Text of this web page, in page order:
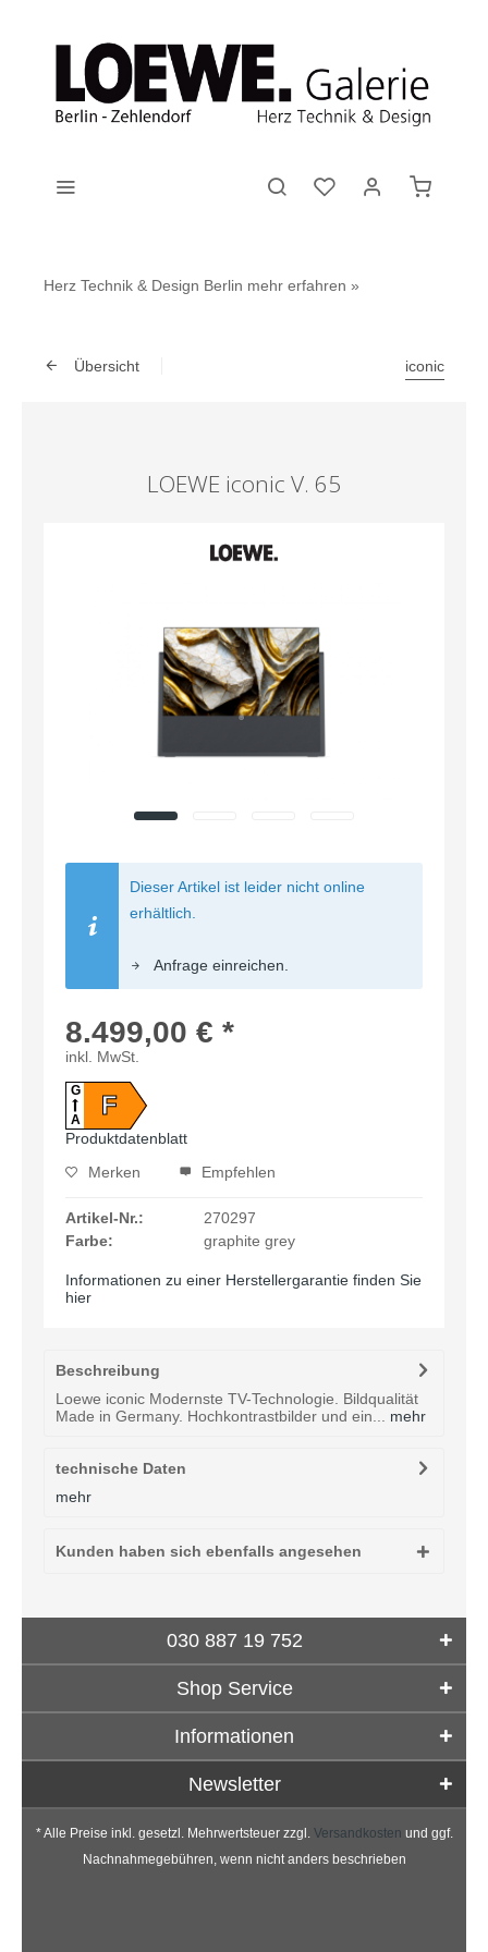
Herz Technik & Design Berlin mehr erfahren »
Übersicht iconic
LOEWE iconic V. 65
Dieser Artikel ist leider nicht online
erhältlich.
Anfrage einreichen.
8.499,00 € *
inkl. MwSt.
F
G
A
Produktdatenblatt
Merken
Empfehlen
Artikel-Nr.:
270297
Farbe:
graphite grey
Informationen zu einer Herstellergarantie finden Sie
hier
Beschreibung
Loewe iconic Modernste TV-Technologie. Bildqualität
Made in Germany. Hochkontrastbilder und ein...
mehr
technische Daten
mehr
Kunden haben sich ebenfalls angesehen
030 887 19 752
Shop Service
Informationen
Newsletter
* Alle Preise inkl. gesetzl. Mehrwertsteuer zzgl. Versandkosten und ggf.
Nachnahmegebühren, wenn nicht anders beschrieben